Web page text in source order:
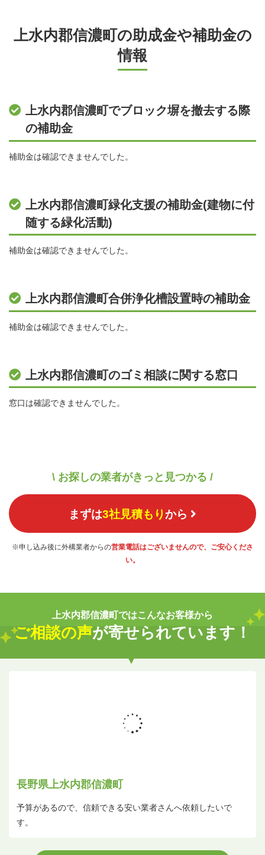
上水内郡信濃町の助成金や補助金の
情報
上水内郡信濃町でブロック塀を撤去する際
の補助金
補助金は確認できませんでした。
上水内郡信濃町緑化支援の補助金(建物に付
随する緑化活動)
補助金は確認できませんでした。
上水内郡信濃町合併浄化槽設置時の補助金
補助金は確認できませんでした。
上水内郡信濃町のゴミ相談に関する窓口
窓口は確認できませんでした。
\ お探しの業者がきっと見つかる /
まずは3社見積もりから
※申し込み後に外構業者からの営業電話はございませんので、ご安心くださ
い。
上水内郡信濃町ではこんなお客様から
ご相談の声が寄せられています！
長野県上水内郡信濃町
予算があるので、信頼できる安い業者さんへ依頼したいで
す。